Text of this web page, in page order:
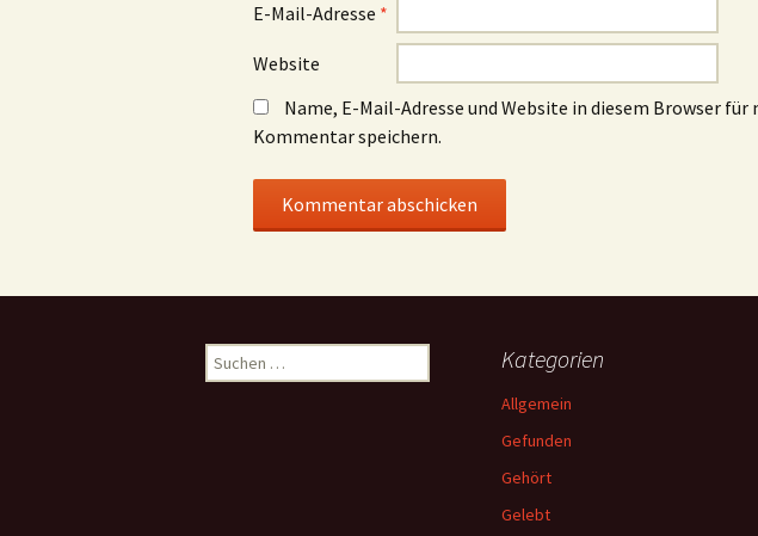
E-Mail-Adresse *
Website
Name, E-Mail-Adresse und Website in diesem Browser für
Kommentar speichern.
Suchen
nach:
Kategorien
Allgemein
Gefunden
Gehört
Gelebt